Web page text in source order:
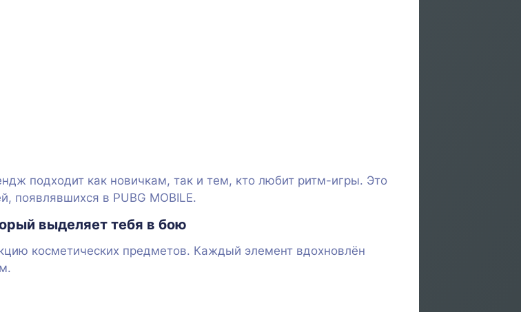
подходит как новичкам, так и тем, кто любит ритм-игры. Это
появлявшихся в PUBG MOBILE.
выделяет тебя в бою
косметических предметов. Каждый элемент вдохновлён